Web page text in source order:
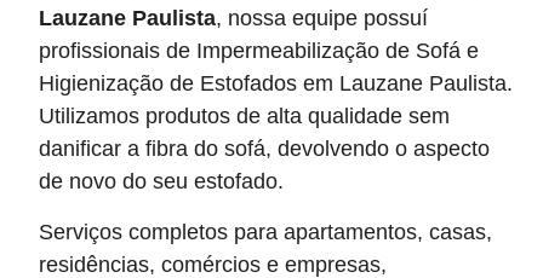
Lauzane Paulista, nossa equipe possuí
profissionais de Impermeabilização de Sofá e
Higienização de Estofados em Lauzane Paulista.
Utilizamos produtos de alta qualidade sem
danificar a fibra do sofá, devolvendo o aspecto
de novo do seu estofado.
Serviços completos para apartamentos, casas,
residências, comércios e empresas,